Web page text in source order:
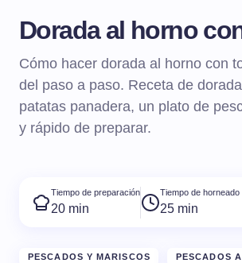
Dorada al horno
Cómo hacer dorada al horno con
del paso a paso. Receta de
patatas panadera, un plato de
y rápido de preparar.
Tiempo de preparación
20 min
Tiempo de horneado
25 min
PESCADOS Y MARISCOS PESCADOS